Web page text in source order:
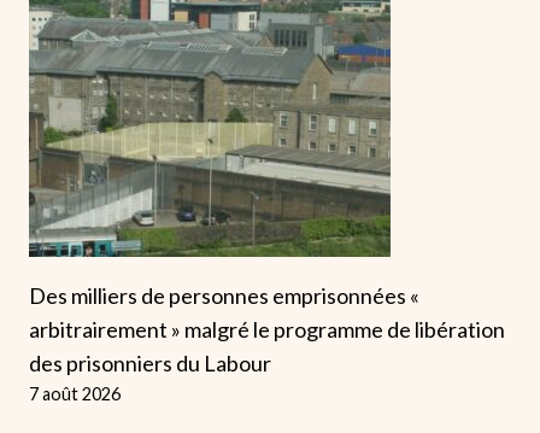
Des milliers de personnes emprisonnées «
arbitrairement » malgré le programme de libération
des prisonniers du Labour
7 août 2026